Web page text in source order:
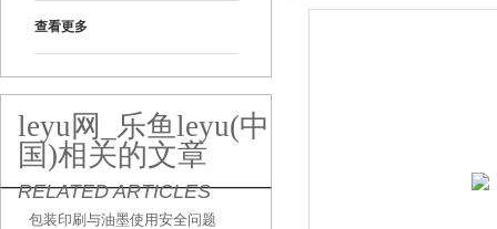
查看更多
leyu网_乐鱼leyu(中
国)相关的文章
RELATED ARTICLES
包装印刷与油墨使用安全问题